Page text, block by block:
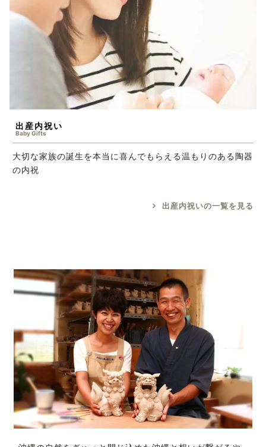
出産内祝い
Baby Gifts
大切な家族の誕生を本当に喜んでもらえる温もりのある陶器
の内祝
出産内祝いの一覧を見る